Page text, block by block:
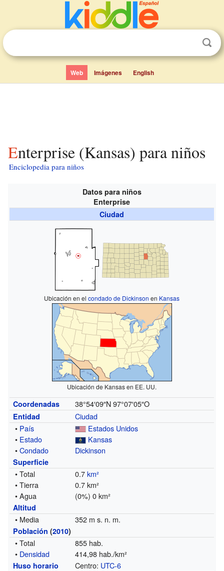
Web Imágenes English
Enterprise (Kansas) para niños
Enciclopedia para niños
Datos para niños
Enterprise
Ciudad
Ubicación en elcondado de Dickinson en Kansas
Ubicación de Kansas en EE. UU.
Coordenadas 38°54′09″N 97°07′05″O
Entidad
Ciudad
• País
Estados Unidos
• Estado
Kansas
•Condado Dickinson
Superficie
• Total 0.7km²
• Tierra
0.7 km²
• Agua
(0%) 0 km²
Altitud
• Media 352 m s. n. m.
Población (2010)
• Total
855 hab.
• Densidad 414,98 hab./km²
Huso horario Centro: UTC-6